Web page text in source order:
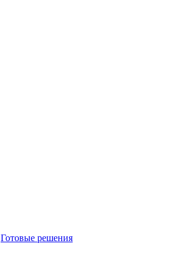
Готовые решения